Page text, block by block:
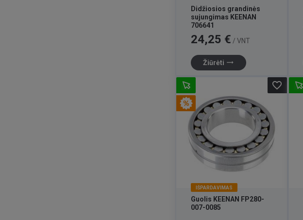
Didžiosios grandinės
sujungimas KEENAN
706641
Kaina
24,25 € / VNT
Žiūrėti trending_flat
IŠPARDAVIMAS
Guolis KEENAN FP280-
007-0085
favorite_border